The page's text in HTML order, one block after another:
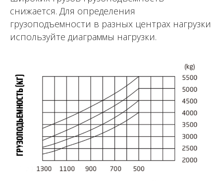
снижается. Для определения
грузоподъемности в разных центрах нагрузки
используйте диаграммы нагрузки.